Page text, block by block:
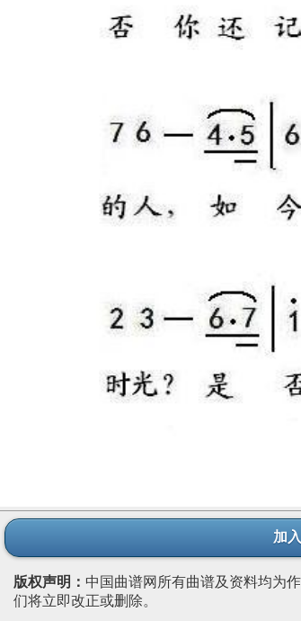
加
版权声明： 中国曲谱网所有曲谱及资料均为
们将立即改正或删除。